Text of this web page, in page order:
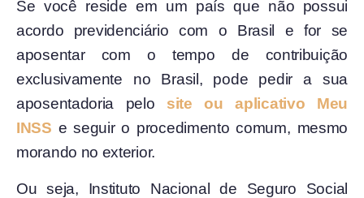
Se você reside em um país que não possui
acordo previdenciário com o Brasil e for se
aposentar com o tempo de contribuição
exclusivamente no Brasil, pode pedir a sua
aposentadoria pelo site ou aplicativo Meu
INSS e seguir o procedimento comum, mesmo
morando no exterior.
Ou seja, Instituto Nacional de Seguro Social